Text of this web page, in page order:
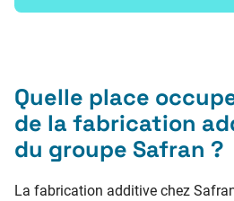
Quelle place
de la fabrication
du groupe Safran ?
La fabrication additive chez